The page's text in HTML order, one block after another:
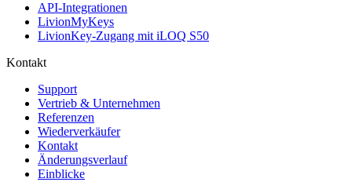
API-Integrationen
LivionMyKeys
LivionKey-Zugang mit iLOQ S50
Kontakt
Support
Vertrieb & Unternehmen
Referenzen
Wiederverkäufer
Kontakt
Änderungsverlauf
Einblicke